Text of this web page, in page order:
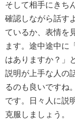
そして相手にきち
確認しながら話す
ているか、表情を
ます。途中途中に
はありますか？」
説明が上手な人の
るのも良いですね
です。日々人に説
克服しましょう。